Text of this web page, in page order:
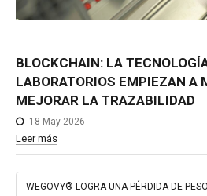
BLOCKCHAIN: LA
LABORATORIOS EMPIEZAN A
MEJORAR LA TRAZABILIDAD
18 May 2026
Leer más
WEGOVY® LOGRA UNA PÉRDIDA DE